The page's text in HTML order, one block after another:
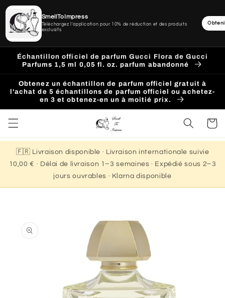
Ignorer
passer
au
Échantillon officiel de parfum Gucci Flora de Gucci
Parfums 1,5 ml 0,05 fl. oz. parfum abandonné
Obtenez un échantillon de parfum officiel gratuit à
l'achat de 5 échantillons de parfum officiel ou achetez-
en 3 et obtenez-en un à moitié prix.
Panier
🇫🇷 Livraison disponible · Livraison internationale suivie
10,00 € · Délai de livraison 1–3 semaines · Expédié sous 2–3
jours ouvrables · Klarna disponible
informations
produits
SmellToImpress
Téléchargez l'application pour 10% de réduction et des produits
exclusifs